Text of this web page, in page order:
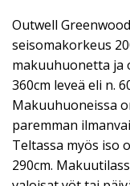
Outwell
seisomakorkeus
makuuhuonetta ja
360cm leveä eli n.
Makuuhuoneissa
paremman
Teltassa myös iso
290cm.